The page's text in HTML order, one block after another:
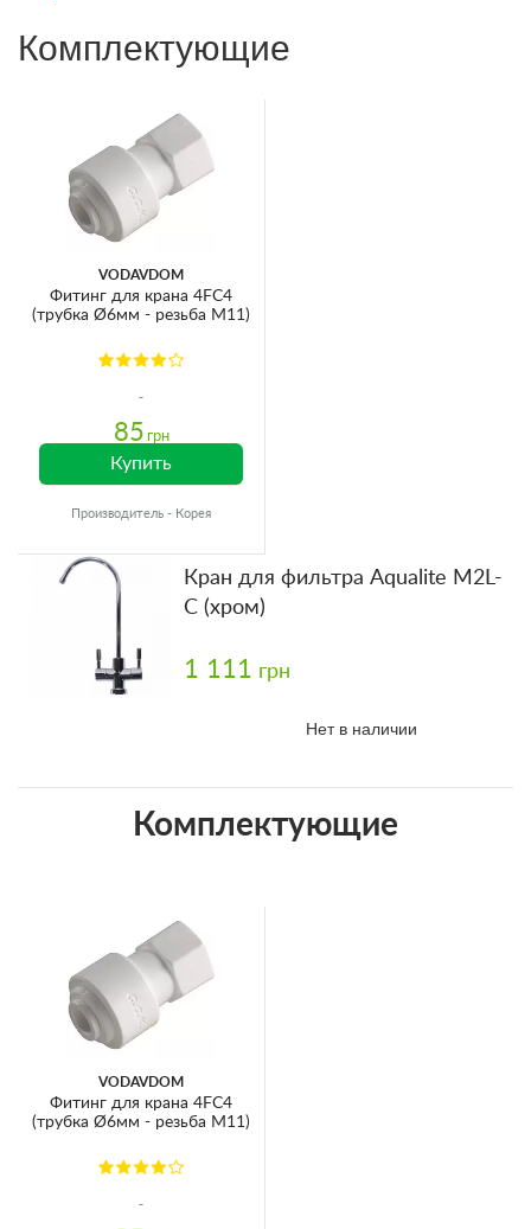
Комплектующие
VODAVDOM
Фитинг для крана 4FC4
(трубка Ø6мм - резьба М11)
85 грн
Купить
Производитель - Корея
Кран для фильтра Aqualite M2L-
С (хром)
1 111 грн
Нет в наличии
Комплектующие
VODAVDOM
Фитинг для крана 4FC4
(трубка Ø6мм - резьба М11)